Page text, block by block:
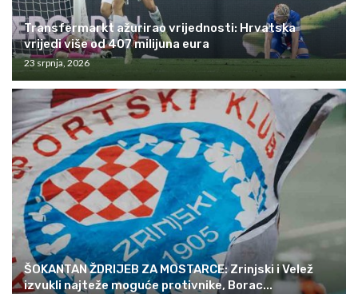
Transfermarkt ažurirao vrijednosti: Hrvatska
vrijedi više od 407 milijuna eura
23 srpnja, 2026
ŠOKANTAN ŽDRIJEB ZA MOSTARCE: Zrinjski i Velež
izvukli najteže moguće protivnike, Borac...